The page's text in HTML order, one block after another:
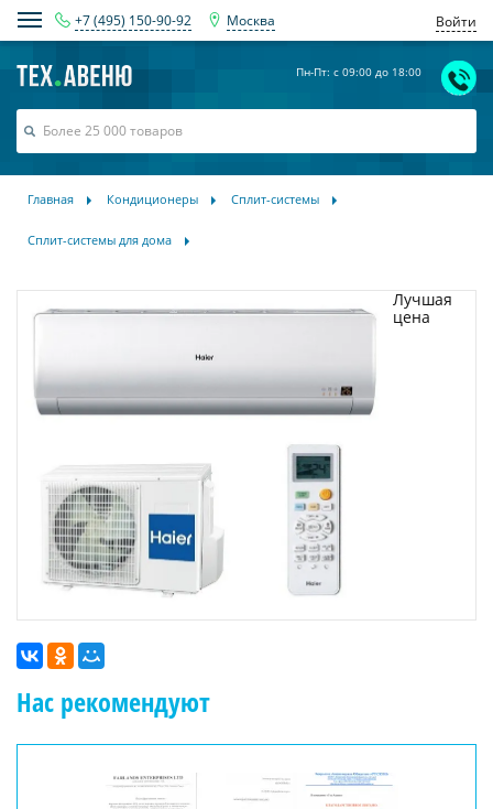
+7 (495) 150-90-92 Москва Войти
Пн-Пт: с 09:00 до 18:00
Главная Кондиционеры Сплит-системы
Сплит-системы для дома
Лучшая
цена
Нас рекомендуют